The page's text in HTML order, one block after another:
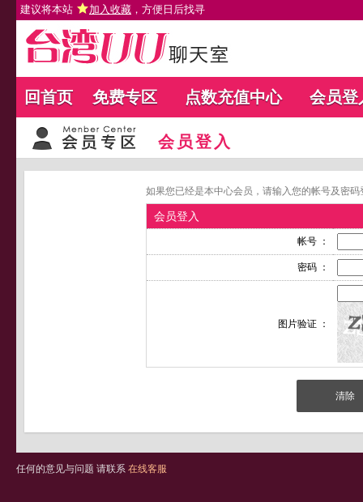
建议将本站 加入收藏 ，方便日后找寻
回首页 免费专区 点数充值中心 会员登
会员登入
如果您已经是本中心会员，请输入您的帐号及密
会员登入
帐号 ：
密码 ：
图片验证 ：
任何的意见与问题 请联系 在线客服